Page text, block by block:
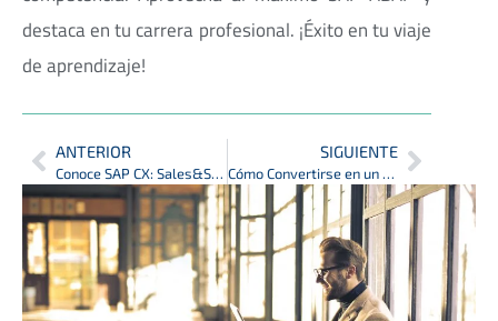
destaca en tu carrera profesional. ¡Éxito en tu viaje
de aprendizaje!
ANTERIOR
Conoce SAP CX: Sales&Service Cloud y Commerce Cloud
SIGUIENTE
Cómo Convertirse en un Consultor SAP de Éxito